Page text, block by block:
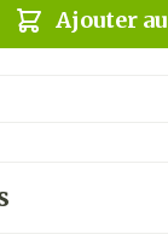
Ajouter